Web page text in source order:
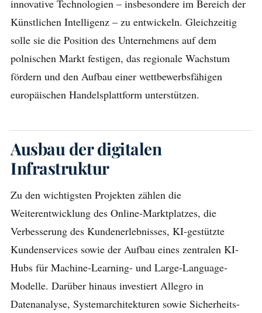
innovative Technologien – insbesondere im Bereich der
Künstlichen Intelligenz – zu entwickeln. Gleichzeitig
solle sie die Position des Unternehmens auf dem
polnischen Markt festigen, das regionale Wachstum
fördern und den Aufbau einer wettbewerbsfähigen
europäischen Handelsplattform unterstützen.
Ausbau der digitalen
Infrastruktur
Zu den wichtigsten Projekten zählen die
Weiterentwicklung des Online-Marktplatzes, die
Verbesserung des Kundenerlebnisses, KI-gestützte
Kundenservices sowie der Aufbau eines zentralen KI-
Hubs für Machine-Learning- und Large-Language-
Modelle. Darüber hinaus investiert Allegro in
Datenanalyse, Systemarchitekturen sowie Sicherheits-